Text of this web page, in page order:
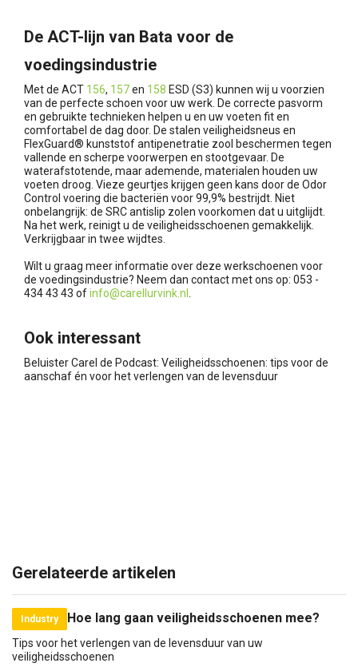
De ACT-lijn van Bata voor de
voedingsindustrie
Met de ACT 156, 157en 158 ESD (S3) kunnen wij u voorzien
van de perfecte schoen voor uw werk. De correcte pasvorm
en gebruikte technieken helpen u en uw voeten fit en
comfortabel de dag door. De stalen veiligheidsneus en
FlexGuard® kunststof antipenetratie zool beschermen tegen
vallende en scherpe voorwerpen en stootgevaar. De
waterafstotende, maar ademende, materialen houden uw
voeten droog. Vieze geurtjes krijgen geen kans door de Odor
Control voering die bacteriën voor 99,9% bestrijdt. Niet
onbelangrijk: de SRC antislip zolen voorkomen dat u uitglijdt.
Na het werk, reinigt u de veiligheidsschoenen gemakkelijk.
Verkrijgbaar in twee wijdtes.
Wilt u graag meer informatie over deze werkschoenen voor
de voedingsindustrie? Neem dan contact met ons op: 053 -
434 43 43 ofinfo@carellurvink.nl .
Ook interessant
Beluister Carel de Podcast: Veiligheidsschoenen: tips voor de
aanschaf én voor het verlengen van de levensduur
Gerelateerde artikelen
Industry Hoe lang gaan veiligheidsschoenen mee?
Tips voor het verlengen van de levensduur van uw
veiligheidsschoenen